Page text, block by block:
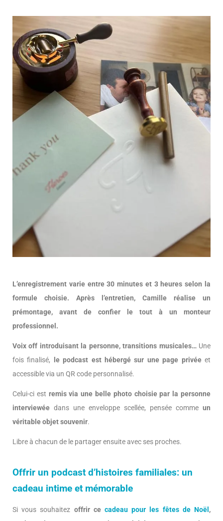
L’enregistrement varie entre 30 minutes et 3 heures selon la
formule choisie. Après l’entretien, Camille réalise un
prémontage, avant de confier le tout à un monteur
professionnel.
Voix off introduisant la personne, transitions musicales…Une
fois finalisé,
le podcast est hébergé sur une page privéeet
accessible via un QR code personnalisé.
Celui-ci est remis via une belle photo choisie par la personne
interviewée dans une enveloppe scellée, pensée comme un
véritable objet souvenir.
Libre à chacun de le partager ensuite avec ses proches.
Offrir un podcast d’histoires familiales: un
cadeau intime et mémorable
Si vous souhaitez offrir cecadeau pour les fêtes de Noël ,